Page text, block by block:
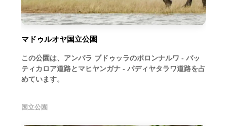
マドゥルオヤ国立公園
この公園は、アンパラ ブドゥッラのポロンナルワ - バッ
ティカロア道路とマヒヤンガナ - パディヤタラワ道路を占
めています。
国立公園